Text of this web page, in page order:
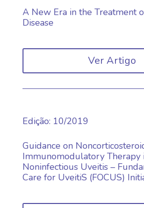
A New Era in the Treatment
Disease
Ver Artigo
Edição: 10/2019
Guidance on
Immunomodulatory Therapy
Noninfectious Uveitis –
Care for UveitiS (FOCUS)